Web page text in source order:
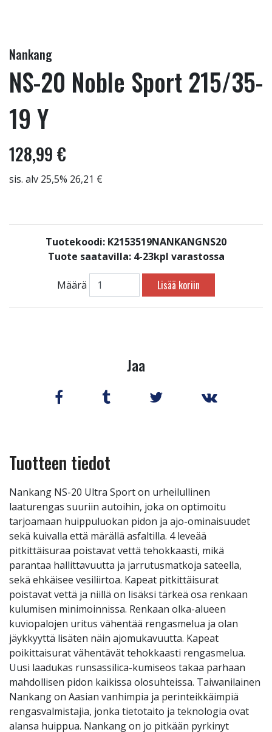
Nankang
NS-20 Noble Sport 215/35-
19 Y
128,99 €
sis. alv 25,5% 26,21 €
Tuotekoodi: K2153519NANKANGNS20
Tuote saatavilla: 4-23kpl varastossa
Määrä Lisää koriin
Jaa
Tuotteen tiedot
Nankang NS-20 Ultra Sport on urheilullinen
laaturengas suuriin autoihin, joka on optimoitu
tarjoamaan huippuluokan pidon ja ajo-ominaisuudet
sekä kuivalla että märällä asfaltilla. 4 leveää
pitkittäisuraa poistavat vettä tehokkaasti, mikä
parantaa hallittavuutta ja jarrutusmatkoja sateella,
sekä ehkäisee vesiliirtoa. Kapeat pitkittäisurat
poistavat vettä ja niillä on lisäksi tärkeä osa renkaan
kulumisen minimoinnissa. Renkaan olka-alueen
kuviopalojen uritus vähentää rengasmelua ja olan
jäykkyyttä lisäten näin ajomukavuutta. Kapeat
poikittaisurat vähentävät tehokkaasti rengasmelua.
Uusi laadukas runsassilica-kumiseos takaa parhaan
mahdollisen pidon kaikissa olosuhteissa. Taiwanilainen
Nankang on Aasian vanhimpia ja perinteikkäimpiä
rengasvalmistajia, jonka tietotaito ja teknologia ovat
alansa huippua. Nankang on jo pitkään pyrkinyt